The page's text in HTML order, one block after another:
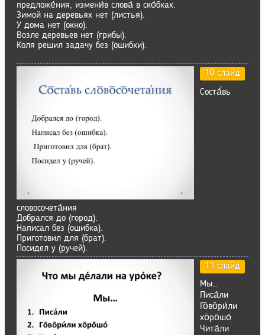
предложе́ния, измени́в слова́ в ско́бках.
Зимой на деревьях нет (листья).
У дома нет (окно).
Возле деревьев нет (грибы).
Коля решил задачу без (ошибки).
10 слайд
Соста́́вь
словосочета́ния
Добрался до (город).
Написал без (ошибка).
Приготовил для (брат).
Посидел у (ручей).
11 слайд
Мы…
Писа́ли
Го̄во̄ри́ли
хо̄ро̄шо́
Чита́ли